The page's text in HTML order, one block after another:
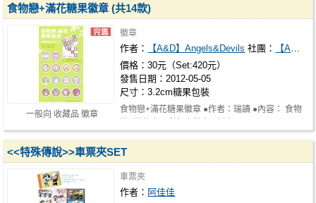
一般向 收藏品 徽章
食物戀+滿花糖果徽章 (共14款)
徽章
作者： 【A&D】Angels&Devils 社團：
【A&D】Angels&Devils
價格：30元（Set:420元）
發售日期：2012-05-05
尺寸：3.2cm糖果包裝
食物戀+滿花糖果徽章 ●作者：瑞讀 ●內容： 食物
<<特殊傳說>>車票夾SET
車票夾
作者： 阿佳佳